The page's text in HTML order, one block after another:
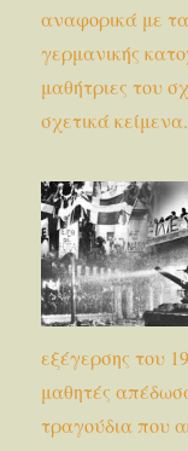
αναφορικά με
γερμανικής
μαθήτριες του
σχετικά κείμενα.
εξέγερσης του
μαθητές
τραγούδια που